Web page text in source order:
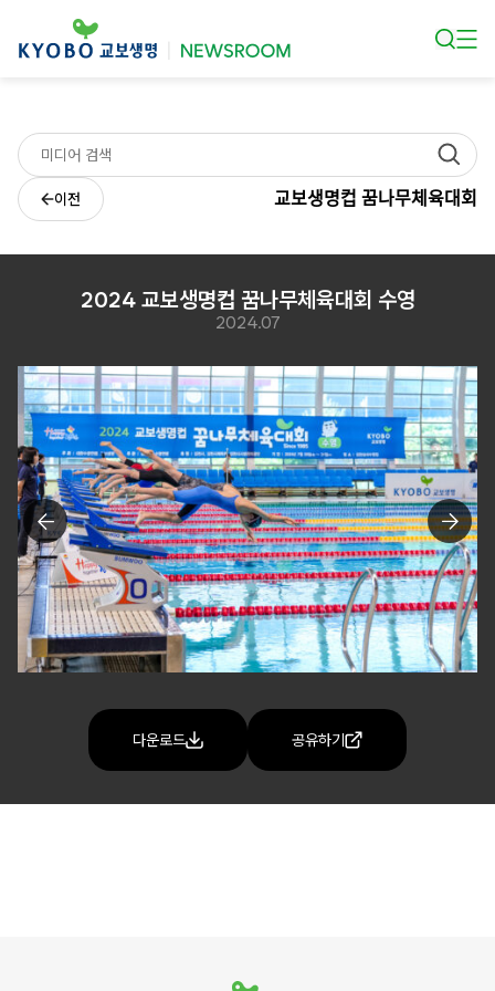
이전 교보생명컵 꿈나무체육대회
2024 교보생명컵 꿈나무체육대회 수영
2024.07
다운로드 공유하기